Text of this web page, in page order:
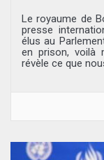
Le royaume de
presse
élus au
en prison, voilà
révèle ce que